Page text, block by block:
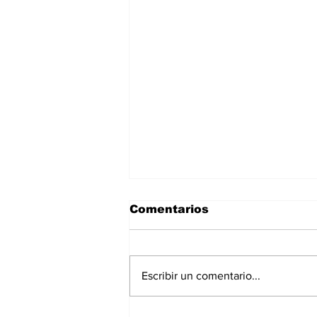
Sortides setmanals
Comentarios
Escribir un comentario...